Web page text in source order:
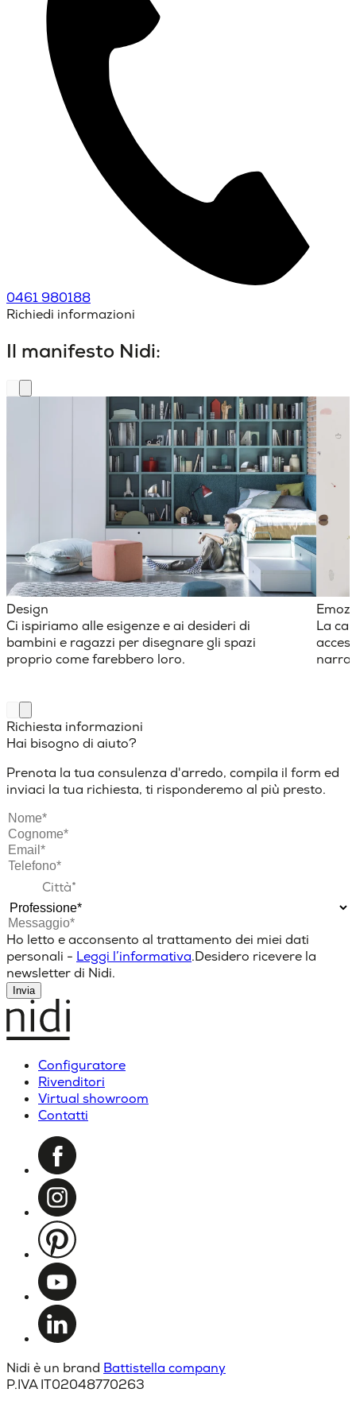
0461 980188
Richiedi informazioni
Il manifesto Nidi:
Design
Ci ispiriamo alle esigenze e ai desideri di
bambini e ragazzi per disegnare gli spazi
proprio come farebbero loro.
La
Richiesta informazioni
Hai bisogno di aiuto?
Prenota la tua consulenza d'arredo, compila il form ed
inviaci la tua richiesta, ti risponderemo al più presto.
Ho letto e acconsento al trattamento dei miei dati
personali - Leggi l’informativa.Desidero ricevere la
newsletter di Nidi.
Invia
Configuratore
Rivenditori
Virtual showroom
Contatti
Nidi è un brand Battistella company
P.IVA IT02048770263